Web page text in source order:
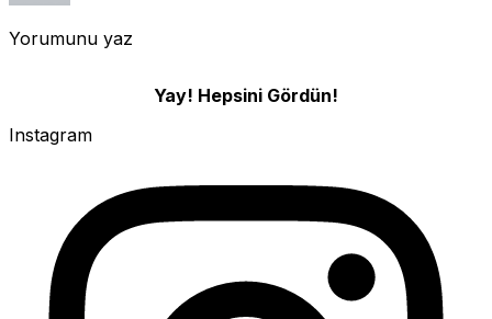
Yorumunu yaz
Yay! Hepsini Gördün!
Instagram